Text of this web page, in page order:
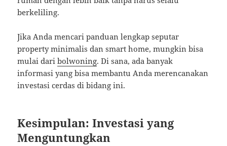
berkeliling.
Jika Anda mencari panduan lengkap seputar
property minimalis dan smart home, mungkin bisa
mulai daribolwoning. Di sana, ada banyak
informasi yang bisa membantu Anda merencanakan
investasi cerdas di bidang ini.
Kesimpulan: Investasi yang
Menguntungkan